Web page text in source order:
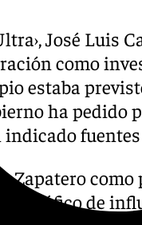
José Luis
como
estaba
ha pedido
indicado
Zapatero como
tráfico de